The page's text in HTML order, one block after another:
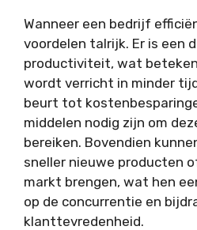
Wanneer een bedrijf
voordelen talrijk. Er is een
productiviteit, wat
wordt verricht in minder
beurt tot
middelen nodig zijn om
bereiken. Bovendien
sneller nieuwe producten
markt brengen, wat hen
op de concurrentie en
klanttevredenheid.